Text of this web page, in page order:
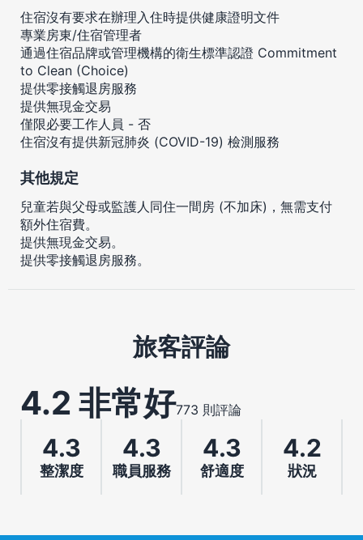
住宿沒有要求在辦理入住時提供健康證明文件
專業房東/住宿管理者
通過住宿品牌或管理機構的衛生標準認證 Commitment
to Clean (Choice)
提供零接觸退房服務
提供無現金交易
僅限必要工作人員 - 否
住宿沒有提供新冠肺炎 (COVID-19) 檢測服務
其他規定
兒童若與父母或監護人同住一間房 (不加床)，無需支付
額外住宿費。
提供無現金交易。
提供零接觸退房服務。
旅客評論
4.2 非常好773 則評論
4.3
整潔度
4.3
職員服務
4.3
舒適度
4.2
狀況